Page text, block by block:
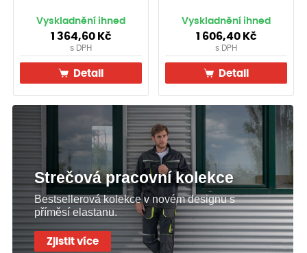
Vyskladnění ihned
1 364,60 Kč
s DPH
Detail
Vyskladnění ihned
1 606,40 Kč
s DPH
Detail
Strečová pracovní kolekce
Bestsellerová kolekce v novém designu s
příměsí elastanu.
Zjistit více